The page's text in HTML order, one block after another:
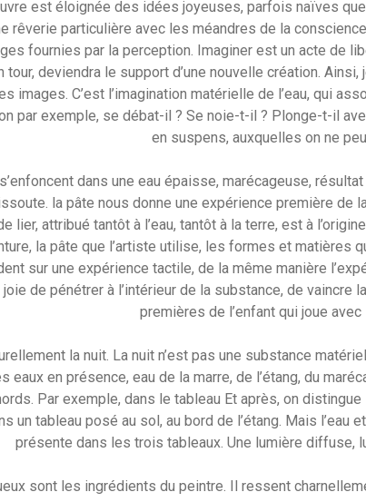
est éloignée des idées joyeuses, parfois naïves
rêverie particulière avec les méandres de la
fournies par la perception. Imaginer est un acte de
tour, deviendra le support d’une nouvelle création.
images. C’est l’imagination matérielle de l’eau, qui
par exemple, se débat-il ? Se noie-t-il ? Plonge-t-il
en suspens, auxquelles on ne
dans une eau épaisse, marécageuse,
la pâte nous donne une expérience première de
lier, attribué tantôt à l’eau, tantôt à la terre, est à
la pâte que l’artiste utilise, les formes et matières
sur une expérience tactile, de la même manière
de pénétrer à l’intérieur de la substance, de
premières de l’enfant qui joue
la nuit. La nuit n’est pas une substance
eaux en présence, eau de la marre, de l’étang, du
Par exemple, dans le tableau Et après, on
un tableau posé au sol, au bord de l’étang. Mais
présente dans les trois tableaux. Une lumière diffuse,
sont les ingrédients du peintre. Il ressent